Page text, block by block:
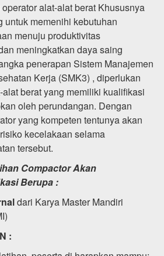
alat-alat berat Khususnya
untuk memenihi kebutuhan
menuju produktivitas
meningkatkan daya saing
penerapan Sistem Manajemen
Kerja (SMK3) , diperlukan
berat yang memiliki kualifikasi
oleh perundangan. Dengan
yang kompeten tentunya akan
kecelakaan selama
tersebut.
Compactor Akan
Berupa :
dari Karya Master Mandiri
: